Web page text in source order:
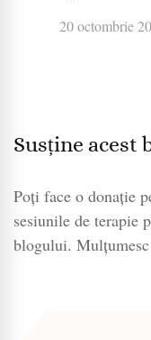
20 octombrie
Susține acest
Poți face o donație
sesiunile de terapie
blogului.